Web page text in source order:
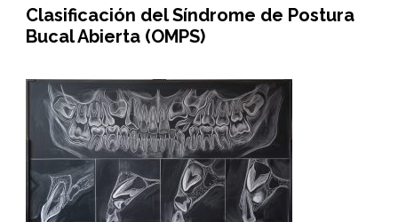
Clasificación del Síndrome de Postura
Bucal Abierta (OMPS)